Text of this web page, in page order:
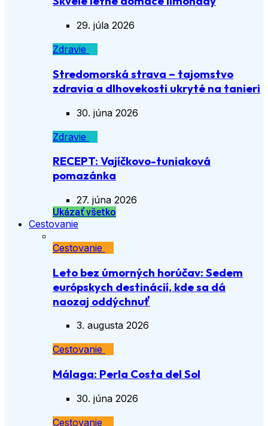
29. júla 2026
Zdravie
Stredomorská strava – tajomstvo
zdravia a dlhovekosti ukryté na tanieri
30. júna 2026
Zdravie
RECEPT: Vajíčkovo-tuniaková
pomazánka
27. júna 2026
Ukázať všetko
Cestovanie
Cestovanie
Leto bez úmorných horúčav: Sedem
európskych destinácií, kde sa dá
naozaj oddýchnuť
3. augusta 2026
Cestovanie
Málaga: Perla Costa del Sol
30. júna 2026
Cestovanie